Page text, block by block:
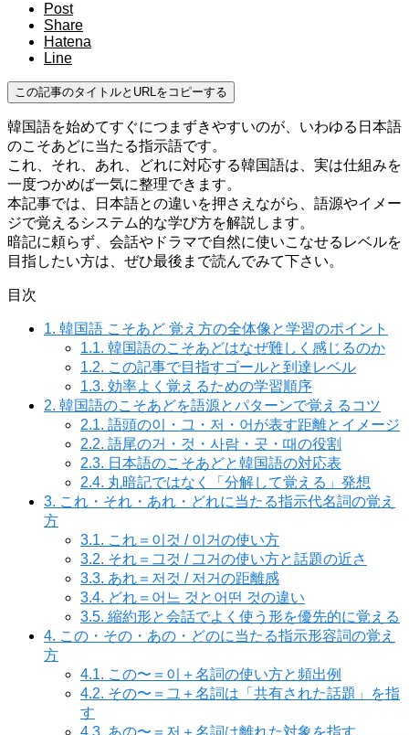
Post
Share
Hatena
Line
この記事のタイトルとURLをコピーする
韓国語を始めてすぐにつまずきやすいのが、いわゆる日本語
のこそあどに当たる指示語です。
これ、それ、あれ、どれに対応する韓国語は、実は仕組みを
一度つかめば一気に整理できます。
本記事では、日本語との違いを押さえながら、語源やイメー
ジで覚えるシステム的な学び方を解説します。
暗記に頼らず、会話やドラマで自然に使いこなせるレベルを
目指したい方は、ぜひ最後まで読んでみて下さい。
目次
1. 韓国語 こそあど 覚え方の全体像と学習のポイント
1.1. 韓国語のこそあどはなぜ難しく感じるのか
1.2. この記事で目指すゴールと到達レベル
1.3. 効率よく覚えるための学習順序
2. 韓国語のこそあどを語源とパターンで覚えるコツ
2.1. 語頭の이・그・저・어が表す距離とイメージ
2.2. 語尾の거・것・사람・곳・때の役割
2.3. 日本語のこそあどと韓国語の対応表
2.4. 丸暗記ではなく「分解して覚える」発想
3. これ・それ・あれ・どれに当たる指示代名詞の覚え
方
3.1. これ＝이것 / 이거の使い方
3.2. それ＝그것 / 그거の使い方と話題の近さ
3.3. あれ＝저것 / 저거の距離感
3.4. どれ＝어느 것と어떤 것の違い
3.5. 縮約形と会話でよく使う形を優先的に覚える
4. この・その・あの・どのに当たる指示形容詞の覚え
方
4.1. この〜＝이＋名詞の使い方と頻出例
4.2. その〜＝그＋名詞は「共有された話題」を指
す